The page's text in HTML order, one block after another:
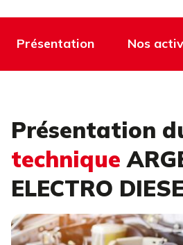
Présentation Nos
Présentation
technique
ELECTRO